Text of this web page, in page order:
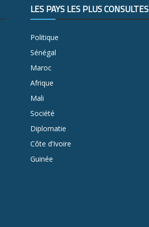
LES PAYS LES PLUS CONSULTÉS
Politique
Sénégal
Maroc
Afrique
Mali
Société
Diplomatie
Côte d’Ivoire
Guinée